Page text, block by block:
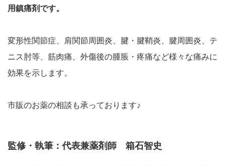
用鎮痛剤です。
変形性関節症、肩関節周囲炎、腱・腱鞘炎、腱周囲炎、テ
ニス肘等、筋肉痛、外傷後の腫脹・疼痛など様々な痛みに
効果を示します。
市販のお薬の相談も承っております♪
監修・執筆：代表兼薬剤師 箱石智史